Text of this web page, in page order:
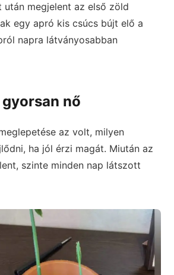
után megjelent az első zöld
egy apró kis csúcs bújt elő a
napra látványosabban
nő
az volt, milyen
ha jól érzi magát. Miután az
szinte minden nap látszott